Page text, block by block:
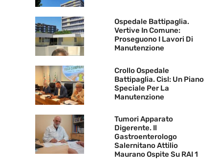
Ospedale Battipaglia.
Vertive In Comune:
Proseguono I Lavori Di
Manutenzione
Crollo Ospedale
Battipaglia. Cisl: Un Piano
Speciale Per La
Manutenzione
Tumori Apparato
Digerente. Il
Gastroenterologo
Salernitano Attilio
Maurano Ospite Su RAI 1